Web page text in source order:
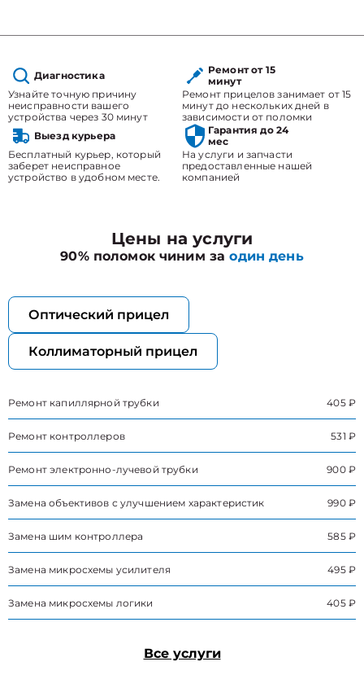
Диагностика
Узнайте точную причину
неисправности вашего
устройства через 30 минут
Ремонт от 15
минут
Ремонт прицелов занимает от 15
минут до нескольких дней в
зависимости от поломки
Выезд курьера
Бесплатный курьер, который
заберет неисправное
устройство в удобном месте.
Гарантия до 24
мес
На услуги и запчасти
предоставленные нашей
компанией
Цены на услуги
90% поломок чиним заодин день
Оптический прицел
Коллиматорный прицел
Ремонт капиллярной трубки 405 ₽
Ремонт контроллеров 531 ₽
Ремонт электронно-лучевой трубки 900 ₽
Замена объективов с улучшением характеристик 990 ₽
Замена шим контроллера 585 ₽
Замена микросхемы усилителя 495 ₽
Замена микросхемы логики 405 ₽
Все услуги